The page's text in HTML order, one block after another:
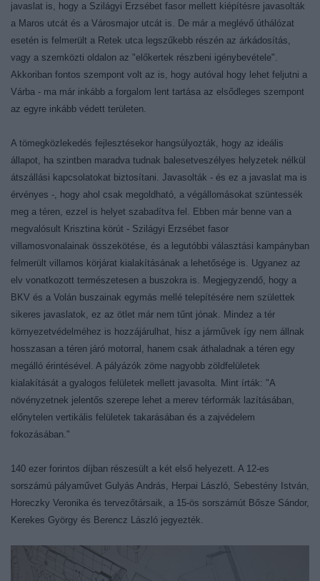
javaslat is, hogy a Szilágyi Erzsébet fasor mellett kiépítésre javasolták
a Maros utcát és a Városmajor utcát is. De már a meglévő úthálózat
esetén is felmerült a Retek utca legszűkebb részén az árkádosítás,
vagy a szemközti oldalon az "előkertek részbeni igénybevétele".
Akkoriban fontos szempont volt az is, hogy autóval hogy lehet feljutni a
Várba - ma már inkább a forgalom lent tartása az elsődleges szempont
az egyre inkább védett területen.
A tömegközlekedés fejlesztésekor hangsúlyozták, hogy az ideális
állapot, ha szintben maradva tudnak balesetveszélyes helyzetek nélkül
átszállási kapcsolatokat biztosítani. Javasolták - és ez a javaslat ma is
érvényes -, hogy ahol csak megoldható, a végállomásokat szüntessék
meg a téren, ezzel is helyet szabadítva fel. Ebben már benne van a
megvalósult Krisztina körút - Szilágyi Erzsébet fasor
villamosvonalainak összekötése, és a legutóbbi választási kampányban
felmerült villamos körjárat kialakításának a lehetősége is. Ugyanez az
elv vonatkozott természetesen a buszokra is. Megjegyzendő, hogy a
BKV és a Volán buszainak egymás mellé telepítésére nem születtek
sikeres javaslatok, ez az ötlet már nem tűnt jónak. Mindez a tér
környezetvédelméhez is hozzájárulhat, hisz a járművek így nem állnak
hosszasan a téren járó motorral, hanem csak áthaladnak a téren egy
megálló érintésével. A pályázók zöme nagyobb zöldfelületek
kialakítását a gyalogos felületek mellett javasolta. Mint írták: "A
növényzetnek jelentős szerepe lehet a merev térformák lazításában,
előnytelen vertikális felületek takarásában és a zajvédelem
fokozásában."
140 ezer forintos díjban részesült a két első helyezett. A 12-es
sorszámú pályaművet Gulyás András, Herpai László, Sebestény István,
Horeczky Veronika és tervezőtársaik, a 15-ös sorszámút Bősze Sándor,
Kerekes György és Berencz László jegyezték.